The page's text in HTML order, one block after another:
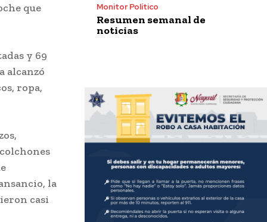
que
y 69
alcanzó
ropa,
la
casi
Monitor Político
Resumen semanal de
noticias